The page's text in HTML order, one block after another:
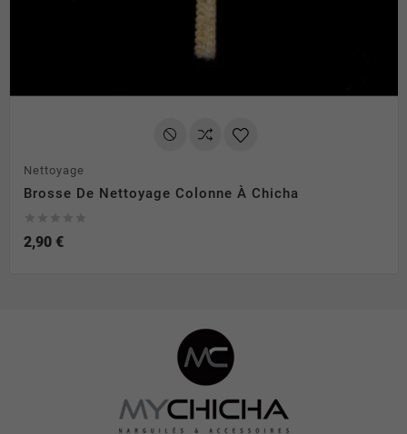
Nettoyage
Brosse De Nettoyage Colonne À Chicha
2,90 €